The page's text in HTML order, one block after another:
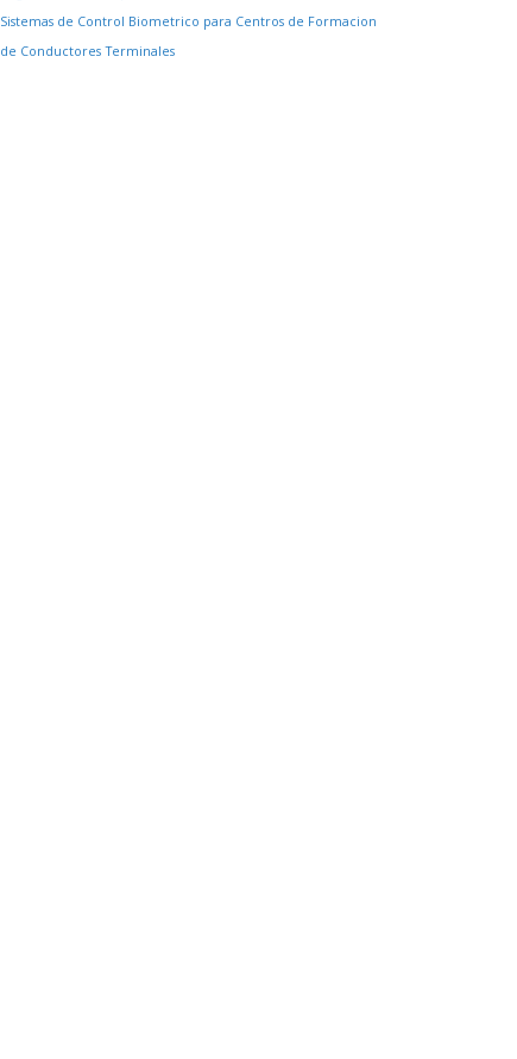
Sistemas de Control Biometrico para Centros de Formacion
de Conductores Terminales